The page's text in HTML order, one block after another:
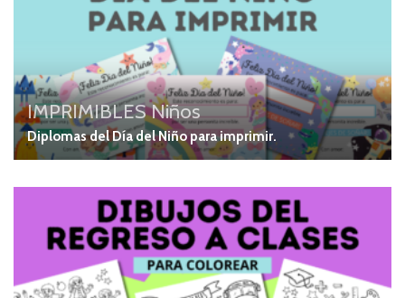
IMPRIMIBLESNiños
Diplomas del Día del Niño para imprimir.